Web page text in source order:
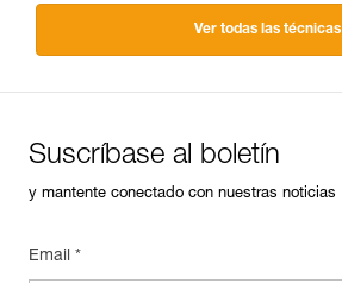
Ver todas las técnicas
Suscríbase al boletín
y mantente conectado con nuestras noticias
Email *